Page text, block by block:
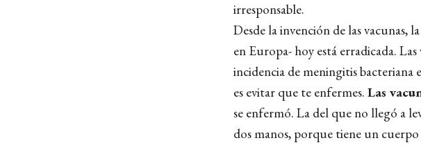
irresponsable.
Desde la invención de las vacunas,
en Europa- hoy está erradicada.
incidencia de meningitis bacteriana
es evitar que te enfermes. Las
se enfermó. La del que no llegó a
dos manos, porque tiene un